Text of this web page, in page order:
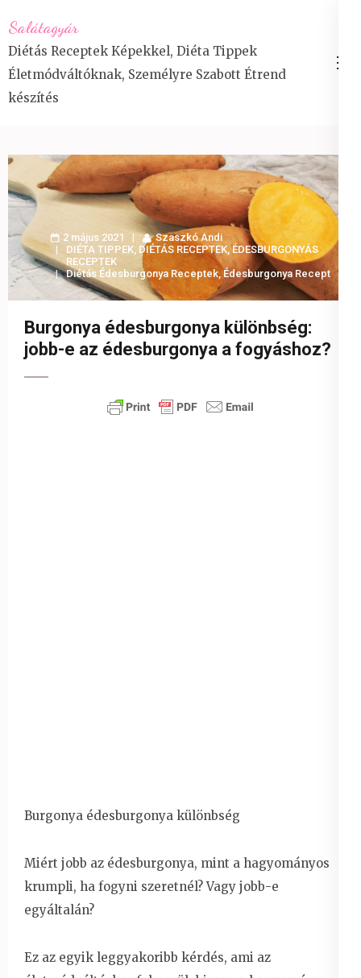
to
content
(Press
Enter)
Salátagyár
Diétás Receptek Képekkel, Diéta Tippek
Életmódváltóknak, Személyre Szabott Étrend
készítés
2 május 2021
Szaszkó Andi
DIÉTA TIPPEK, DIÉTÁS RECEPTEK,ÉDESBURGONYÁS
RECEPTEK
Diétás Édesburgonya Receptek,Édesburgonya Recept
Burgonya édesburgonya különbség:
jobb-e az édesburgonya a fogyáshoz?
Burgonya édesburgonya különbség
Miért jobb az édesburgonya, mint a hagyományos
krumpli, ha fogyni szeretnél? Vagy jobb-e
egyáltalán?
Ez az egyik leggyakoribb kérdés, ami az